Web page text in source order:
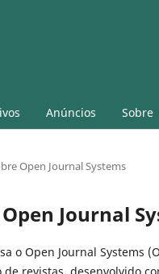
Anúncios Sobre
Open Journal Systems
Journal
o Open Journal Systems